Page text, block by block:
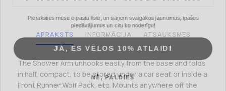
APRAKSTS INFORMĀCIJA ATSAUKSMES
The Shower Arm unhooks easily from the base and folds
in half, compact, to be stored under a car seat or inside a
Front Runner Wolf Pack, etc. Mounts anywhere off the
piedāvājumus un citu ko noderīgu!
NĒ, PALDIES